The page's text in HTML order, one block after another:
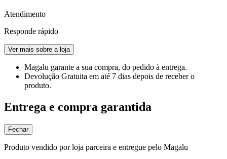
Atendimento
Responde rápido
Ver mais sobre a loja
Magalu garante a sua compra, do pedido à entrega.
Devolução Gratuita em até 7 dias depois de receber o
produto.
Entrega e compra garantida
Fechar
Produto vendido por loja parceira e entregue pelo Magalu